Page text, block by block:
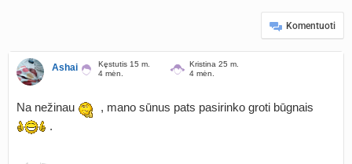
Komentuoti
Ashai
Kęstutis 15 m.
4 mėn.
Kristina 25 m.
4 mėn.
Na nežinau
, mano sūnus pats pasirinko groti būgnais
.